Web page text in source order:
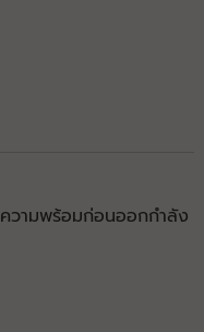
ามพร้อมก่อนออกกำลัง